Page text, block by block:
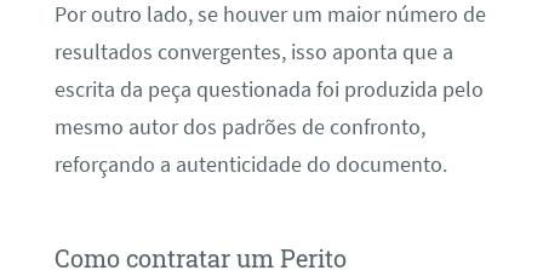
Por outro lado, se houver um maior número de
resultados convergentes, isso aponta que a
escrita da peça questionada foi produzida pelo
mesmo autor dos padrões de confronto,
reforçando a autenticidade do documento.
Como contratar um Perito